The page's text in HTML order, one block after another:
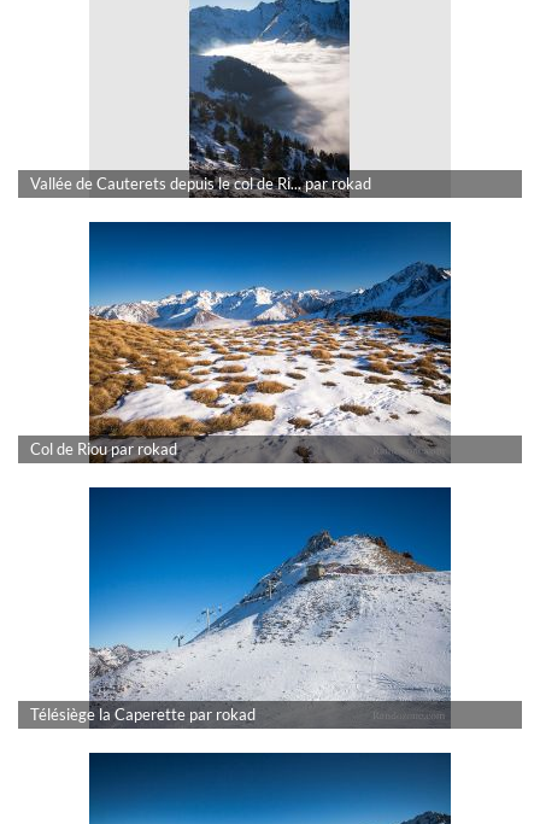
Vallée de Cauterets depuis le col de Ri... par rokad
Col de Riou par rokad
Télésiège la Caperette par rokad